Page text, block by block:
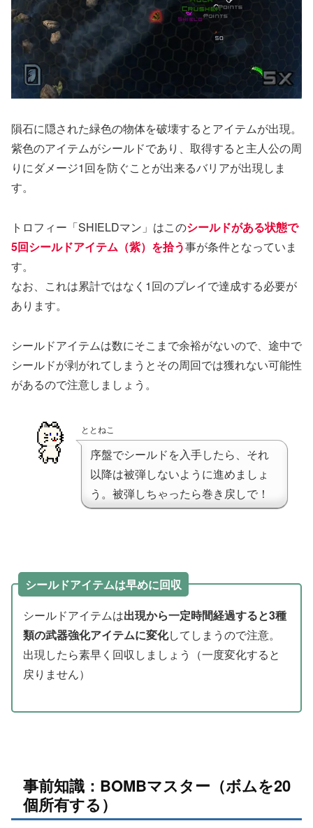
隕石に隠された緑色の物体を破壊するとアイテムが出現。
紫色のアイテムがシールドであり、取得すると主人公の周
りにダメージ1回を防ぐことが出来るバリアが出現しま
す。
トロフィー「SHIELDマン」はこのシールドがある状態で
5回シールドアイテム（紫）を拾う事が条件となっていま
す。
なお、これは累計ではなく1回のプレイで達成する必要が
あります。
シールドアイテムは数にそこまで余裕がないので、途中で
シールドが剥がれてしまうとその周回では獲れない可能性
があるので注意しましょう。
ととねこ
序盤でシールドを入手したら、それ
以降は被弾しないように進めましょ
う。被弾しちゃったら巻き戻しで！
シールドアイテムは早めに回収
シールドアイテムは出現から一定時間経過すると3種
類の武器強化アイテムに変化してしまうので注意。
出現したら素早く回収しましょう（一度変化すると
戻りません）
事前知識：BOMBマスター（ボムを20
個所有する）